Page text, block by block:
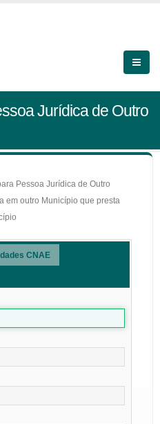
Jurídica de Outro
Pessoa Jurídica de Outro
em outro Município que presta
CNAE